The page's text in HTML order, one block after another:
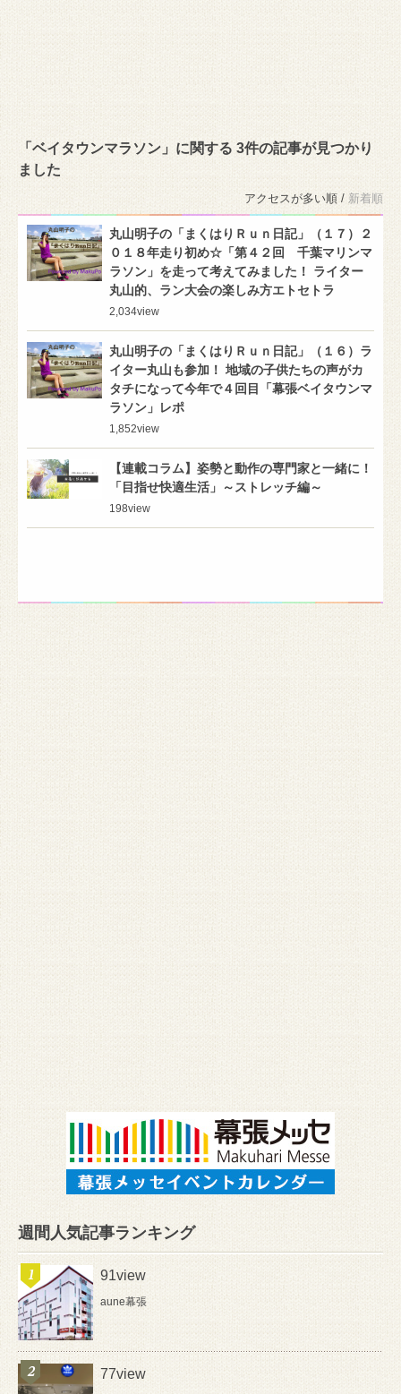
「ベイタウンマラソン」に関する 3件の記事が見つかり
ました
アクセスが多い順 / 新着順
丸山明子の「まくはりＲｕｎ日記」（１７）２
０１８年走り初め☆「第４２回 千葉マリンマ
ラソン」を走って考えてみました！ ライター
丸山的、ラン大会の楽しみ方エトセトラ
2,034view
丸山明子の「まくはりＲｕｎ日記」（１６）ラ
イター丸山も参加！ 地域の子供たちの声がカ
タチになって今年で４回目「幕張ベイタウンマ
ラソン」レポ
1,852view
【連載コラム】姿勢と動作の専門家と一緒に！
「目指せ快適生活」～ストレッチ編～
198view
週間人気記事ランキング
91view
aune幕張
77view